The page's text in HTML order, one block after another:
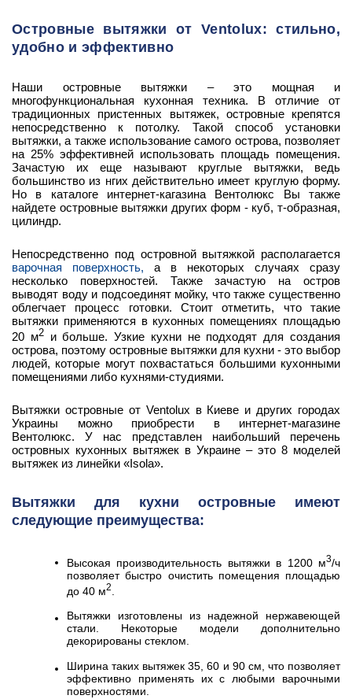
Островные вытяжки от Ventolux: стильно,
удобно и эффективно
Наши островные вытяжки – это мощная и
многофункциональная кухонная техника. В отличие от
традиционных пристенных вытяжек, островные крепятся
непосредственно к потолку. Такой способ установки
вытяжки, а также использование самого острова, позволяет
на 25% эффективней использовать площадь помещения.
Зачастую их еще называют круглые вытяжки, ведь
большинство из нгих действительно имеет круглую форму.
Но в каталоге интернет-кагазина Вентолюкс Вы также
найдете островные вытяжки других форм - куб, т-образная,
цилиндр.
Непосредственно под островной вытяжкой располагается
варочная поверхность, а в некоторых случаях сразу
несколько поверхностей. Также зачастую на остров
выводят воду и подсоединят мойку, что также существенно
облегчает процесс готовки. Стоит отметить, что такие
вытяжки применяются в кухонных помещениях площадью
20 м2и больше. Узкие кухни не подходят для создания
острова, поэтому островные вытяжки для кухни - это выбор
людей, которые могут похвастаться большими кухонными
помещениями либо кухнями-студиями.
Вытяжки островные от Ventolux в Киеве и других городах
Украины можно приобрести в интернет-магазине
Вентолюкс. У нас представлен наибольший перечень
островных кухонных вытяжек в Украине – это 8 моделей
вытяжек из линейки «Isola».
Вытяжки для кухни островные имеют
следующие преимущества:
Высокая производительность вытяжки в 1200 м3/ч
позволяет быстро очистить помещения площадью
до 40 м2
Вытяжки изготовлены из надежной нержавеющей
стали. Некоторые модели дополнительно
декорированы стеклом.
Ширина таких вытяжек 35, 60 и 90 см, что позволяет
эффективно применять их с любыми варочными
поверхностями.